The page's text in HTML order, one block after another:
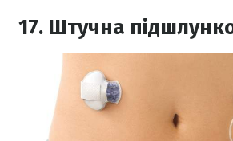
17. Штучна